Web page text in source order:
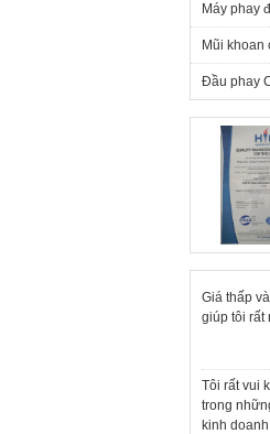
Máy phay
Mũi khoan
Đầu phay
Giá thấp
giúp tôi rất
Tôi rất vui
trong
kinh